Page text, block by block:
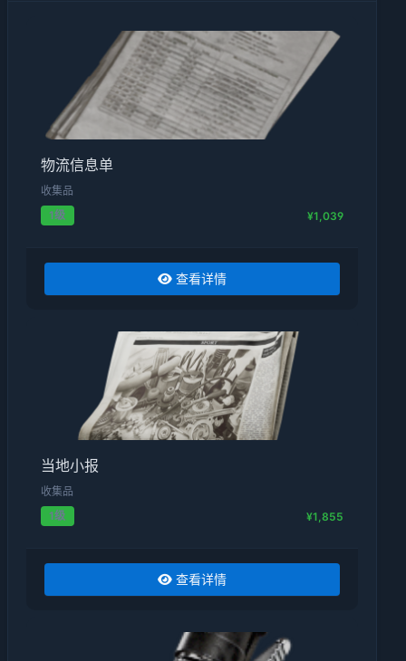
物流信息单
收集品
1级
¥1,039
查看详情
当地小报
收集品
1级
¥1,855
查看详情